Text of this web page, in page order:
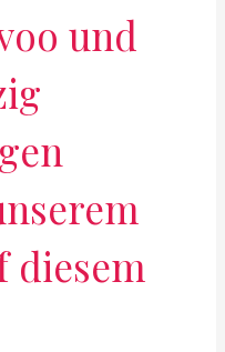
und
diesem